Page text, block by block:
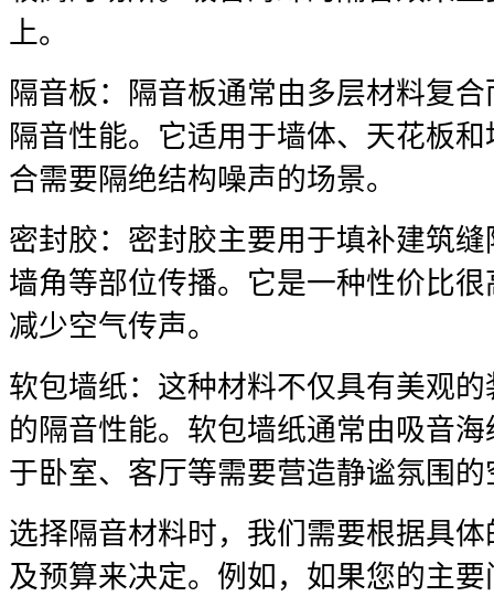
上。
隔音板：隔音板通常由多层材料复
隔音性能。它适用于墙体、天花板
合需要隔绝结构噪声的场景。
密封胶：密封胶主要用于填补建筑
墙角等部位传播。它是一种性价比
减少空气传声。
软包墙纸：这种材料不仅具有美观
的隔音性能。软包墙纸通常由吸音
于卧室、客厅等需要营造静谧氛围的
选择隔音材料时，我们需要根据具
及预算来决定。例如，如果您的主